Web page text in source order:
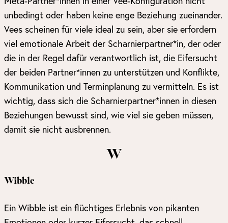
unbedingt oder haben keine enge Beziehung zueinander.
Vees scheinen für viele ideal zu sein, aber sie erfordern
viel emotionale Arbeit der Scharnierpartner*in, der oder
die in der Regel dafür verantwortlich ist, die Eifersucht
der beiden Partner*innen zu unterstützen und Konflikte,
Kommunikation und Terminplanung zu vermitteln. Es ist
wichtig, dass sich die Scharnierpartner*innen in diesen
Beziehungen bewusst sind, wie viel sie geben müssen,
damit sie nicht ausbrennen.
W
Wibble
Ein Wibble ist ein flüchtiges Erlebnis von pikanten